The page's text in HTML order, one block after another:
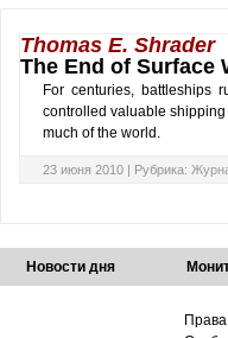
Thomas E. Shrader
The End of Surface
For centuries, battleships
controlled valuable
much of the world.
23 июня 2010 | Рубрика:
Новости дня